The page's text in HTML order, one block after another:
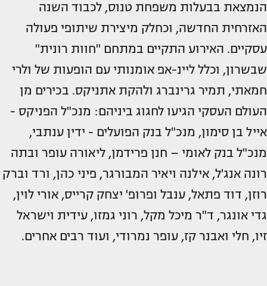
הנמצאת בבעלות משפחת טנוס, לכבוד השנה
האזרחית החדשה, וכחלק מיצירת שיתופי פעולה
עסקיים. האירוע התקיים במתחם "חוות רונית"
שבשרון, וכלל ליינ-אפ אומנותי עם הופעות של ולרי
חמאתי, תמיר גרינברג ולהקת אתניקס. בכירים מן
העולם העסקי הגיעו לחגוג ביניהם: מנכ"ל הפניקס -
אייל בן סימון, מנכ"ל בנק הפועלים - ידין ענתבי,
מנכ"ל בנק לאומי – חנן פרידמן, ליאורה עופר ובתה
רונה אנג'ל, אילנה ויאיר המבורגר, פיני כהן, ורד וברק
רוזן, דוד פתאל, ענבל ופרופ' יצחק קרייס, אורי לוין,
גדי אונגר, ד"ר מיכל מקל, רוני גמזו, עידית וישראל
זיו, חלי ואבנר קז, עופר נמרודי, ועוד רבים אחרים.